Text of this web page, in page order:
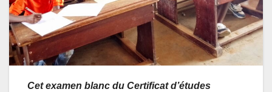
Cet examen blanc du Certificat d’études